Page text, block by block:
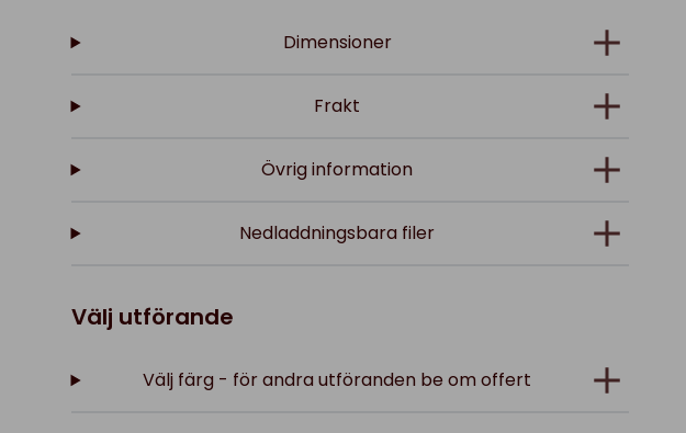
Dimensioner
Frakt
Övrig information
Nedladdningsbara filer
Välj utförande
Välj färg - för andra utföranden be om offert